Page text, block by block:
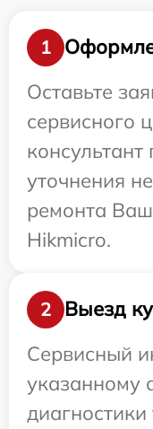
1
Оставьте
сервисного
уточнения
ремонта
Hikmicro.
2
Выезд
Сервисный
указанному